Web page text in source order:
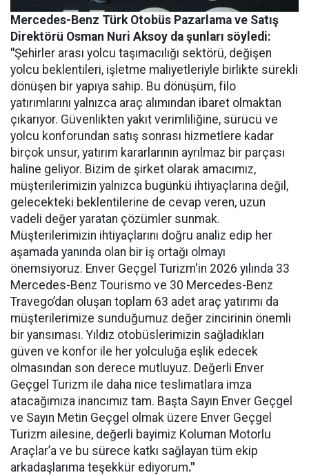
Mercedes-Benz Türk Otobüs Pazarlama ve Satış
Direktörü Osman Nuri Aksoy da şunları söyledi:
"Şehirler arası yolcu taşımacılığı sektörü, değişen
yolcu beklentileri, işletme maliyetleriyle birlikte sürekli
dönüşen bir yapıya sahip. Bu dönüşüm, filo
yatırımlarını yalnızca araç alımından ibaret olmaktan
çıkarıyor. Güvenlikten yakıt verimliliğine, sürücü ve
yolcu konforundan satış sonrası hizmetlere kadar
birçok unsur, yatırım kararlarının ayrılmaz bir parçası
haline geliyor. Bizim de şirket olarak amacımız,
müşterilerimizin yalnızca bugünkü ihtiyaçlarına değil,
gelecekteki beklentilerine de cevap veren, uzun
vadeli değer yaratan çözümler sunmak.
Müşterilerimizin ihtiyaçlarını doğru analiz edip her
aşamada yanında olan bir iş ortağı olmayı
önemsiyoruz. Enver Geçgel Turizm'in 2026 yılında 33
Mercedes-Benz Tourismo ve 30 Mercedes-Benz
Travego’dan oluşan toplam 63 adet araç yatırımı da
müşterilerimize sunduğumuz değer zincirinin önemli
bir yansıması. Yıldız otobüslerimizin sağladıkları
güven ve konfor ile her yolculuğa eşlik edecek
olmasından son derece mutluyuz. Değerli Enver
Geçgel Turizm ile daha nice teslimatlara imza
atacağımıza inancımız tam. Başta Sayın Enver Geçgel
ve Sayın Metin Geçgel olmak üzere Enver Geçgel
Turizm ailesine, değerli bayimiz Koluman Motorlu
Araçlar’a ve bu sürece katkı sağlayan tüm ekip
arkadaşlarıma teşekkür ediyorum."